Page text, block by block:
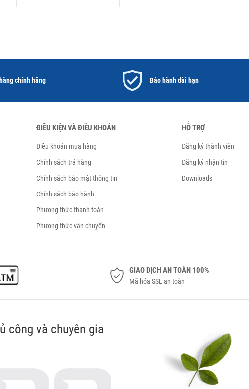
chính hãng Bảo hành dài hạn
ĐIỀU KIỆN VÀ ĐIỀU KHOẢN
Điều khoản mua hàng
Chính sách trả hàng
Chính sách bảo mật thông tin
Chính sách bảo hành
Phương thức thanh toán
Phương thức vận chuyển
HỖ TRỢ
Đăng ký thành viên
Đăng ký nhận tin
Downloads
GIAO DỊCH AN TOÀN 100%
Mã hóa SSL an toàn
công và chuyên gia